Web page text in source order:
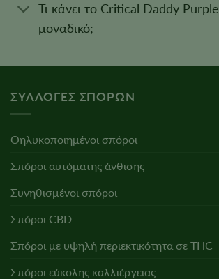
Τι κάνει το Critical Daddy Purple
μοναδικό;
ΣΥΛΛΟΓΈΣ ΣΠΌΡΩΝ
Θηλυκοποιημένοι σπόροι
Σπόροι αυτόματης άνθισης
Συνηθισμένοι σπόροι
Σπόροι CBD
Σπόροι με υψηλή περιεκτικότητα σε THC
Σπόροι εύκολης καλλιέργειας